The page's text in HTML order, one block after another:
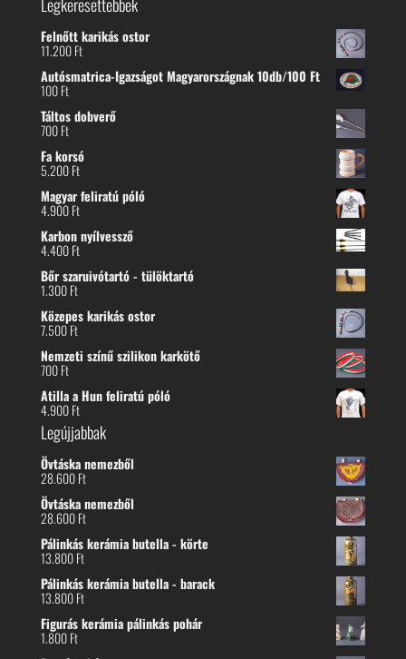
Legkeresettebbek
Felnőtt karikás ostor
11.200Ft
Autósmatrica-Igazságot Magyarországnak 10db/100 Ft
100Ft
Táltos dobverő
700Ft
Fa korsó
5.200Ft
Magyar feliratú póló
4.900Ft
Karbon nyílvessző
4.400Ft
Bőr szaruivótartó - tülöktartó
1.300Ft
Közepes karikás ostor
7.500Ft
Nemzeti színű szilikon karkötő
700Ft
Atilla a Hun feliratú póló
4.900Ft
Legújjabbak
Övtáska nemezből
28.600Ft
Övtáska nemezből
28.600Ft
Pálinkás kerámia butella - körte
13.800Ft
Pálinkás kerámia butella - barack
13.800Ft
Figurás kerámia pálinkás pohár
1.800Ft